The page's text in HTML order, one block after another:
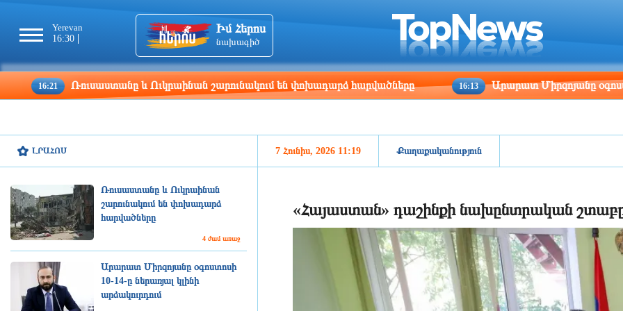
Yerevan
16:30
Tbilisi
16:30
Moscow
15:30
Los Angeles
05:30
Beijing
20:30
Իմ Հերոս
նախագիծ
Ռուսաստանը և Ուկրաինան շարունակում են փոխադարձ հարվածները 16:13 Արարատ Միրզոյանը օգոստոսի 10-
ԼՐԱՀՈՍ
Ռուսաստանը և Ուկրաինան
շարունակում են փոխադարձ
հարվածները
4 ժամ առաջ
Արարատ Միրզոյանը օգոստոսի
10-14-ը ներառյալ կլինի
արձակուրդում
7 Հունիս, 2026 11:19 Քաղաքականություն
«Հայաստան» դաշինքի նախընտրական